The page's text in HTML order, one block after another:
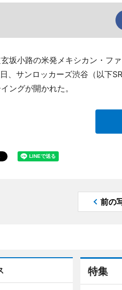
坂小路の米発メキシカン・フ
、サンロッカーズ渋谷（以下
ングが開かれた。
前の
特集